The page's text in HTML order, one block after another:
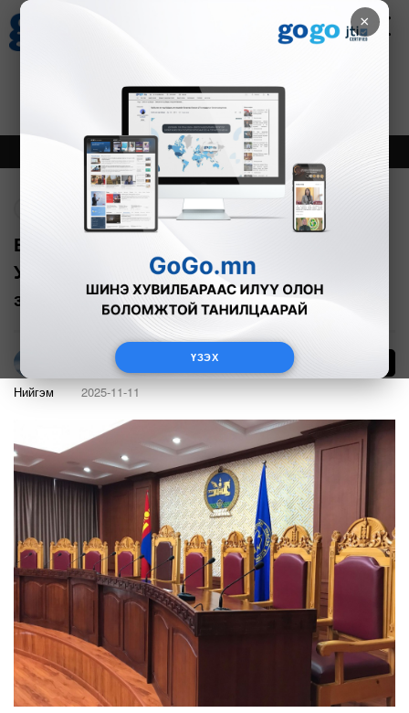
×
ҮЗЭХ
Зурхай
8.08
Онцлох Шинэ
Ерөнхий сайдыг огцруулах саналыг
УИХ 7 хоногийн дараа хэлэлцэж эхлэх
заалтаар маргаан үүсгэв
Г.Тэгшсүрэн
Нийгэм 2025-11-11